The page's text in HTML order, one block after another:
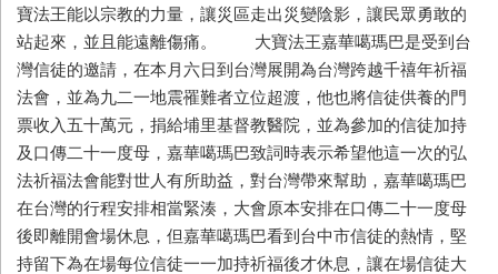
寶法王能以宗教的力量，讓災區走出災變陰影，讓民眾勇敢的
站起來，並且能遠離傷痛。 大寶法王嘉華噶瑪巴是受到台
灣信徒的邀請，在本月六日到台灣展開為台灣跨越千禧年祈福
法會，並為九二一地震罹難者立位超渡，他也將信徒供養的門
票收入五十萬元，捐給埔里基督教醫院，並為參加的信徒加持
及口傳二十一度母，嘉華噶瑪巴致詞時表示希望他這一次的弘
法祈福法會能對世人有所助益，對台灣帶來幫助，嘉華噶瑪巴
在台灣的行程安排相當緊湊，大會原本安排在口傳二十一度母
後即離開會場休息，但嘉華噶瑪巴看到台中市信徒的熱情，堅
持留下為在場每位信徒一一加持祈福後才休息，讓在場信徒大